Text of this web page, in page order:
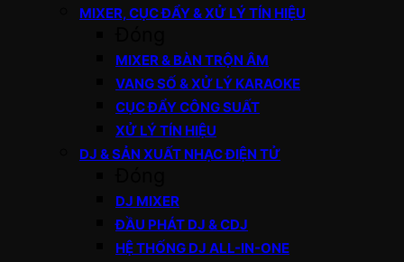
MIXER, CỤC ĐẨY & XỬ LÝ TÍN HIỆU
MIXER & BÀN TRỘN ÂM
VANG SỐ & XỬ LÝ KARAOKE
CỤC ĐẨY CÔNG SUẤT
XỬ LÝ TÍN HIỆU
DJ & SẢN XUẤT NHẠC ĐIỆN TỬ
DJ MIXER
ĐẦU PHÁT DJ & CDJ
HỆ THỐNG DJ ALL-IN-ONE